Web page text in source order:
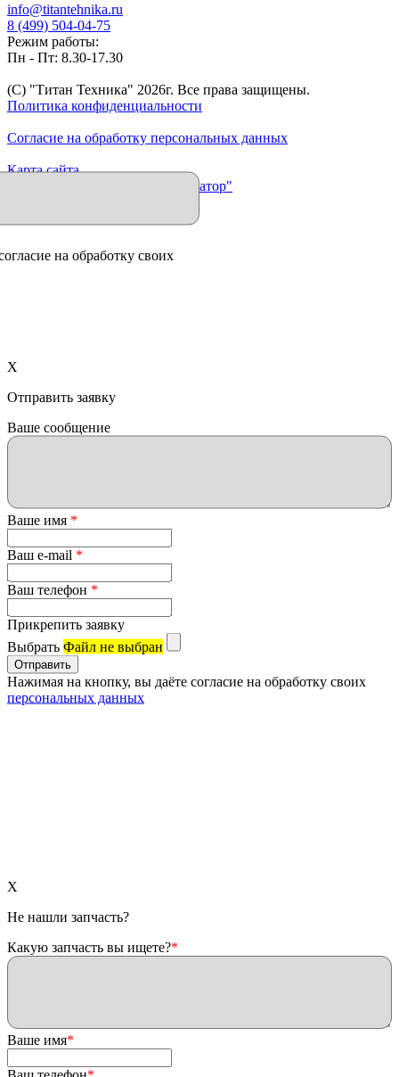
info@titantehnika.ru
8 (499) 504-04-75
Режим работы:
Пн - Пт: 8.30-17.30
(C) "Титан Техника" 2026г. Все права защищены.
Политика конфиденциальности
Согласие на обработку персональных данных
Карта сайта
Продвижение сайта "Иллюминатор"
на обработку своих
X
Отправить заявку
Ваше сообщение
Ваше имя *
Ваш e-mail *
Ваш телефон *
Прикрепить заявку
Выбрать Файл не выбран
Нажимая на кнопку, вы даёте согласие на обработку своих
персональных данных
X
Не нашли запчасть?
Какую запчасть вы ищете?*
Ваше имя*